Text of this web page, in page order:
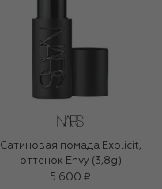
Сатиновая помада Explicit,
оттенок Envy (3,8g)
5 600 ₽